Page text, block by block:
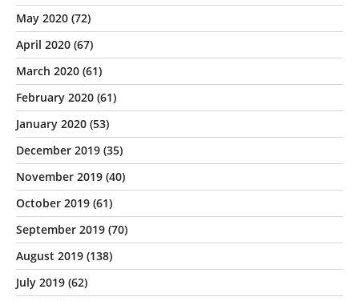
May 2020 (72)
April 2020 (67)
March 2020 (61)
February 2020 (61)
January 2020 (53)
December 2019 (35)
November 2019 (40)
October 2019 (61)
September 2019 (70)
August 2019 (138)
July 2019 (62)